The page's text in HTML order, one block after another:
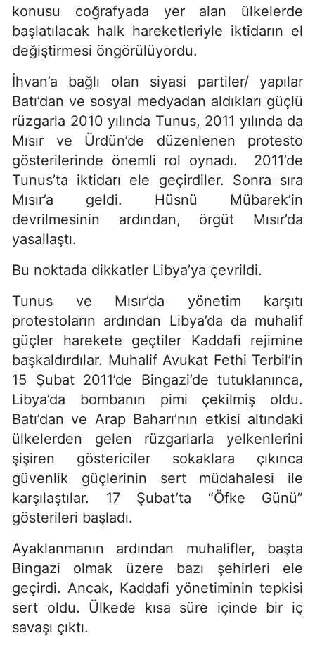
konusu coğrafyada yer alan ülkelerde
başlatılacak halk hareketleriyle iktidarın el
değiştirmesi öngörülüyordu.
İhvan’a bağlı olan siyasi partiler/ yapılar
Batı’dan ve sosyal medyadan aldıkları güçlü
rüzgarla 2010 yılında Tunus, 2011 yılında da
Mısır ve Ürdün’de düzenlenen protesto
gösterilerinde önemli rol oynadı. 2011’de
Tunus’ta iktidarı ele geçirdiler. Sonra sıra
Mısır’a geldi. Hüsnü Mübarek’in
devrilmesinin ardından, örgüt Mısır’da
yasallaştı.
Bu noktada dikkatler Libya’ya çevrildi.
Tunus ve Mısır’da yönetim karşıtı
protestoların ardından Libya’da da muhalif
güçler harekete geçtiler Kaddafi rejimine
başkaldırdılar. Muhalif Avukat Fethi Terbil’in
15 Şubat 2011’de Bingazi’de tutuklanınca,
Libya’da bombanın pimi çekilmiş oldu.
Batı’dan ve Arap Baharı’nın etkisi altındaki
ülkelerden gelen rüzgarlarla yelkenlerini
şişiren göstericiler sokaklara çıkınca
güvenlik güçlerinin sert müdahalesi ile
karşılaştılar. 17 Şubat’ta “Öfke Günü”
gösterileri başladı.
Ayaklanmanın ardından muhalifler, başta
Bingazi olmak üzere bazı şehirleri ele
geçirdi. Ancak, Kaddafi yönetiminin tepkisi
sert oldu. Ülkede kısa süre içinde bir iç
savaşı çıktı.